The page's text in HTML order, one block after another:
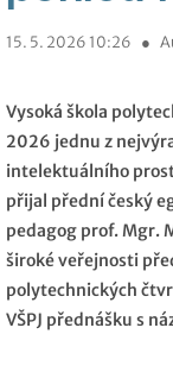
15. 5. 2026 10:26 ●
Vysoká škola
2026 jednu z
intelektuálního
přijal přední český
pedagog prof. Mgr.
široké veřejnosti
polytechnických
VŠPJ přednášku s